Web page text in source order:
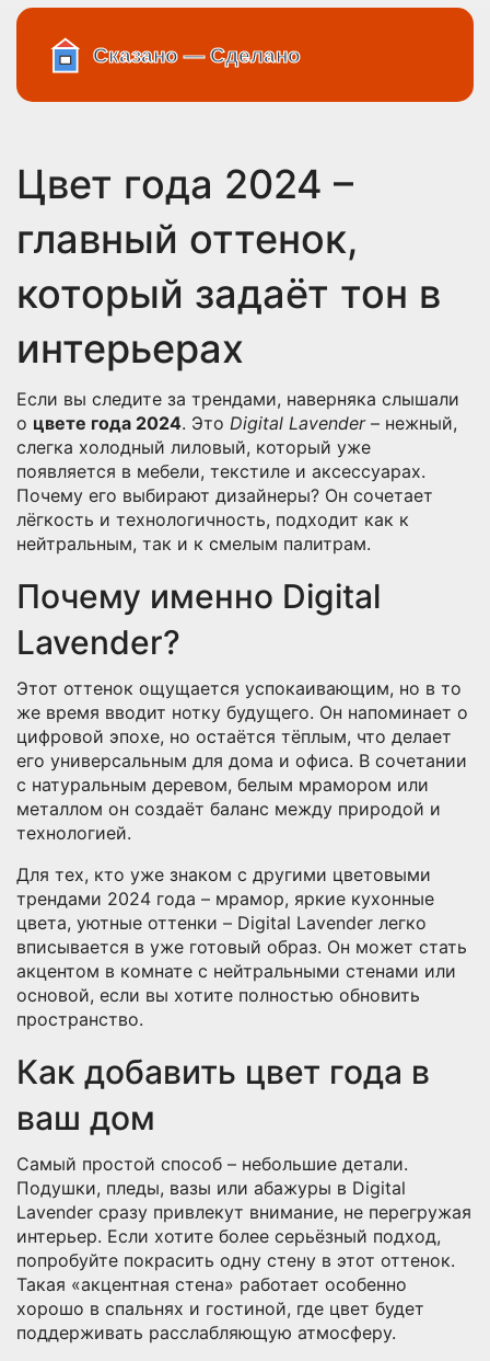
Цвет года 2024 –
главный оттенок,
который задаёт тон в
интерьерах
Если вы следите за трендами, наверняка слышали
о цвете года 2024. Это Digital Lavender– нежный,
слегка холодный лиловый, который уже
появляется в мебели, текстиле и аксессуарах.
Почему его выбирают дизайнеры? Он сочетает
лёгкость и технологичность, подходит как к
нейтральным, так и к смелым палитрам.
Почему именно Digital
Lavender?
Этот оттенок ощущается успокаивающим, но в то
же время вводит нотку будущего. Он напоминает о
цифровой эпохе, но остаётся тёплым, что делает
его универсальным для дома и офиса. В сочетании
с натуральным деревом, белым мрамором или
металлом он создаёт баланс между природой и
технологией.
Для тех, кто уже знаком с другими цветовыми
трендами 2024 года – мрамор, яркие кухонные
цвета, уютные оттенки – Digital Lavender легко
вписывается в уже готовый образ. Он может стать
акцентом в комнате с нейтральными стенами или
основой, если вы хотите полностью обновить
пространство.
Как добавить цвет года в
ваш дом
Самый простой способ – небольшие детали.
Подушки, пледы, вазы или абажуры в Digital
Lavender сразу привлекут внимание, не перегружая
интерьер. Если хотите более серьёзный подход,
попробуйте покрасить одну стену в этот оттенок.
Такая «акцентная стена» работает особенно
хорошо в спальнях и гостиной, где цвет будет
поддерживать расслабляющую атмосферу.